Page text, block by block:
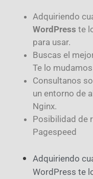
Adquiriendo
WordPress te
para usar.
Buscas el
Te lo
Consultanos
un entorno de
Nginx.
Posibilidad de
Pagespeed
Adquiriendo
WordPress te